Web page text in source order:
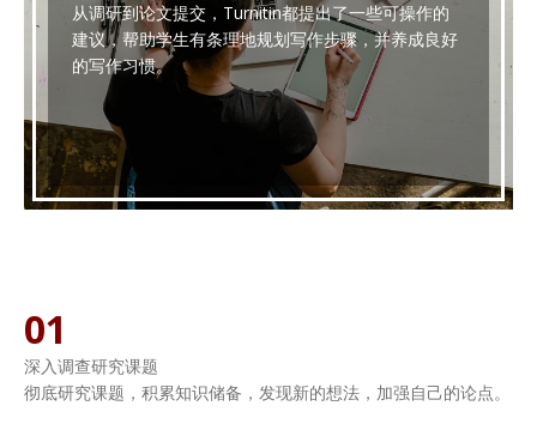
从调研到论文提交，Turnitin都提出了一些可操作的
建议，帮助学生有条理地规划写作步骤，并养成良好
的写作习惯。
01
深入调查研究课题
彻底研究课题，积累知识储备，发现新的想法，加强自己的论点。